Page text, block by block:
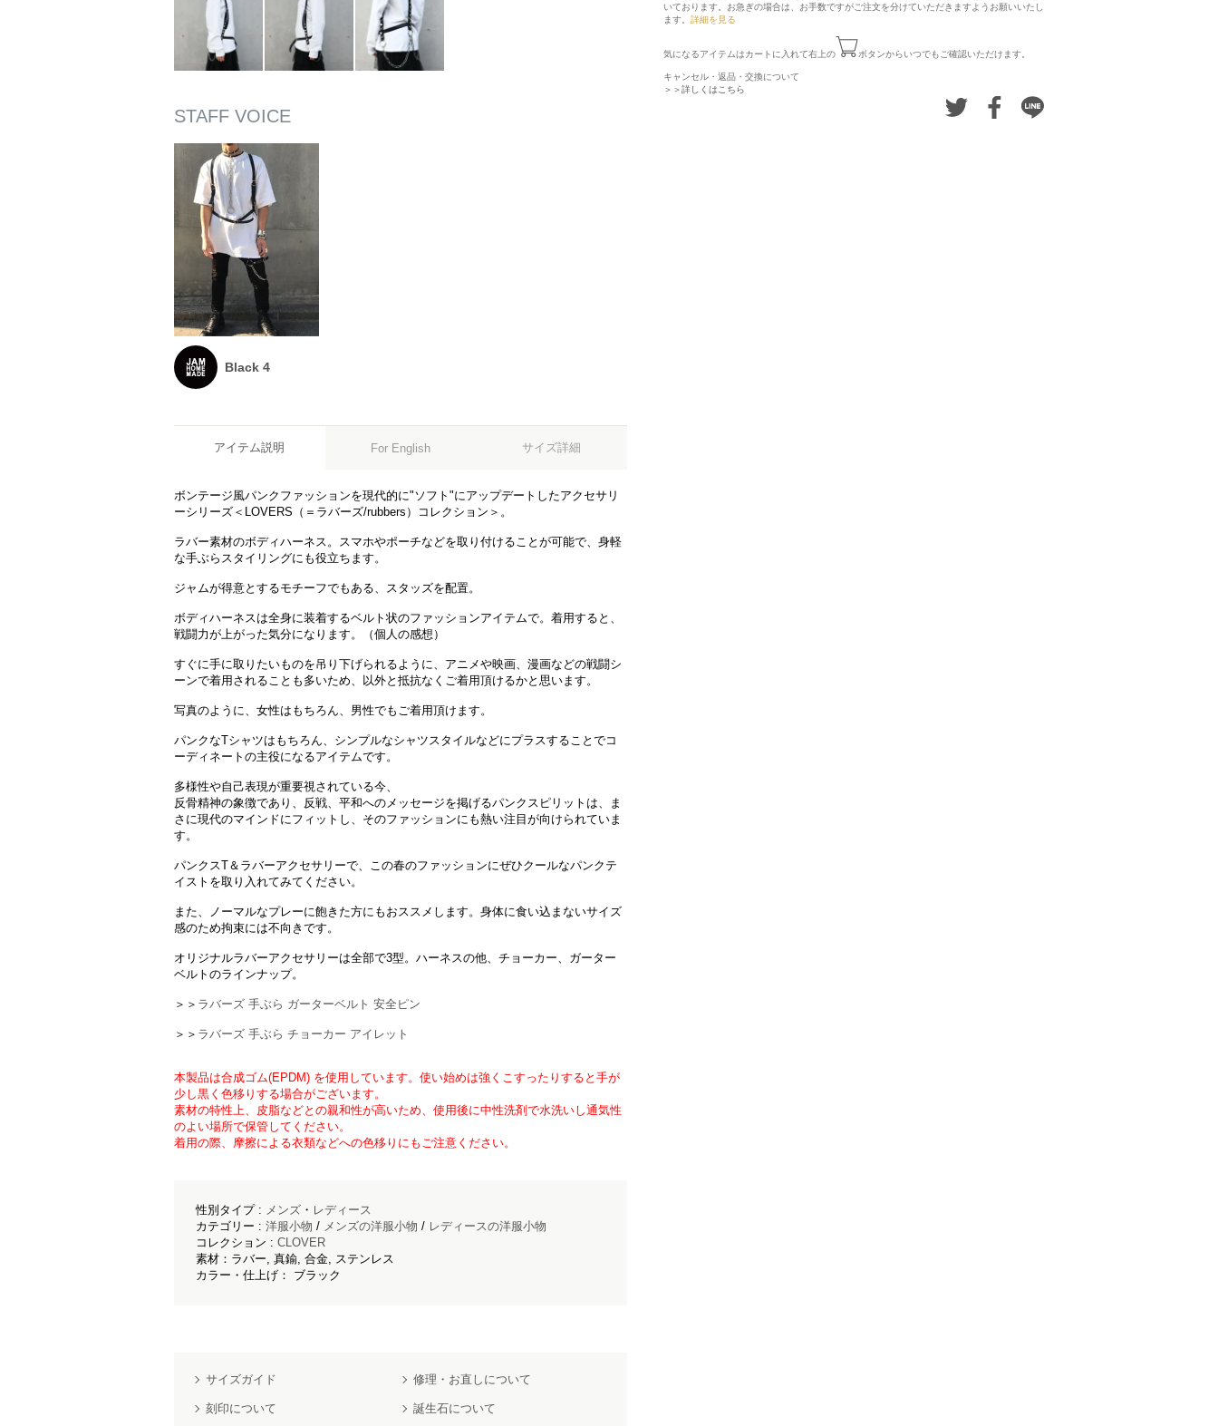
Black 4
アイテム説明 For English サイズ詳細
ボンテージ風パンクファッションを現代的に"ソフト"にアップデートしたアクセサリ
ーシリーズ＜LOVERS（＝ラバーズ/rubbers）コレクション＞。
ラバー素材のボディハーネス。スマホやポーチなどを取り付けることが可能で、身軽
な手ぶらスタイリングにも役立ちます。
ジャムが得意とするモチーフでもある、スタッズを配置。
ボディハーネスは全身に装着するベルト状のファッションアイテムで。着用すると、
戦闘力が上がった気分になります。（個人の感想）
すぐに手に取りたいものを吊り下げられるように、アニメや映画、漫画などの戦闘シ
ーンで着用されることも多いため、以外と抵抗なくご着用頂けるかと思います。
写真のように、女性はもちろん、男性でもご着用頂けます。
パンクなTシャツはもちろん、シンプルなシャツスタイルなどにプラスすることでコ
ーディネートの主役になるアイテムです。
多様性や自己表現が重要視されている今、
反骨精神の象徴であり、反戦、平和へのメッセージを掲げるパンクスピリットは、ま
さに現代のマインドにフィットし、そのファッションにも熱い注目が向けられていま
す。
パンクスT＆ラバーアクセサリーで、この春のファッションにぜひクールなパンクテ
イストを取り入れてみてください。
また、ノーマルなプレーに飽きた方にもおススメします。身体に食い込まないサイズ
感のため拘束には不向きです。
オリジナルラバーアクセサリーは全部で3型。ハーネスの他、チョーカー、ガーター
ベルトのラインナップ。
＞＞ ラバーズ 手ぶら ガーターベルト 安全ピン
＞＞ ラバーズ 手ぶら チョーカー アイレット
本製品は合成ゴム(EPDM) を使用しています。使い始めは強くこすったりすると手が
少し黒く色移りする場合がございます。
素材の特性上、皮脂などとの親和性が高いため、使用後に中性洗剤で水洗いし通気性
のよい場所で保管してください。
着用の際、摩擦による衣類などへの色移りにもご注意ください。
性別タイプ : メンズ ・ レディース
カテゴリー : 洋服小物 / メンズの洋服小物 / レディースの洋服小物
コレクション : CLOVER
素材：ラバー, 真鍮, 合金, ステンレス
カラー・仕上げ： ブラック
サイズガイド 修理・お直しについて
刻印について 誕生石について
いております。お急ぎの場合は、お手数ですがご注文を分けていただきますようお願いいたし
ます。 詳細を見る
気になるアイテムはカートに入れて右上の ボタンからいつでもご確認いただけます。
キャンセル・返品・交換について
＞＞詳しくはこちら